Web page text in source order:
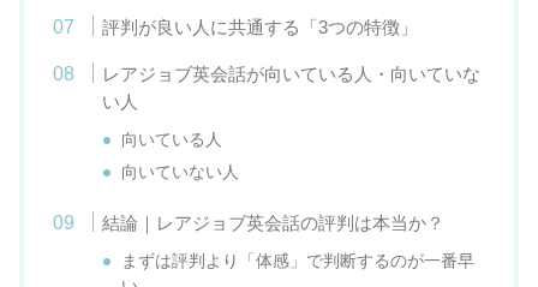
評判が良い人に共通する「3つの特徴」
レアジョブ英会話が向いている人・向いていな
い人
向いている人
向いていない人
結論｜レアジョブ英会話の評判は本当か？
まずは評判より「体感」で判断するのが一番早